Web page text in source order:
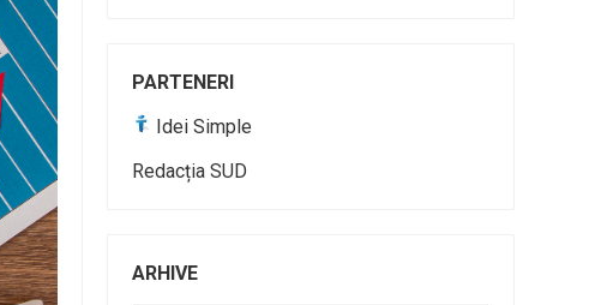
PARTENERI
Idei Simple
Redacția SUD
ARHIVE